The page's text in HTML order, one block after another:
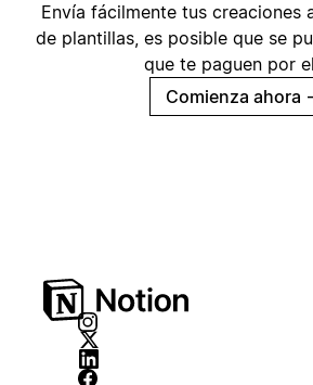
Envía fácilmente tus creaciones
de plantillas, es posible que se
que te paguen por
Comienza ahora